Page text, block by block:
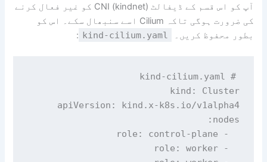
آپ کو اس قسم کے ڈیفالٹ CNI (kindnet) کو غیر فعال کرنے
کی ضرورت ہوگی تاکہ Cilium اسے سنبھال سکے۔ اس کو
بطور محفوظ کریں۔
kind-cilium.yaml
: